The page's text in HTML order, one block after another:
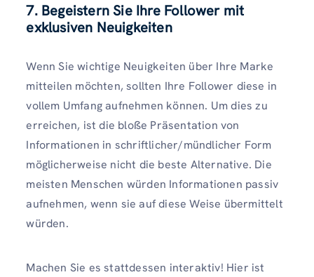
7. Begeistern Sie Ihre Follower mit
exklusiven Neuigkeiten
Wenn Sie wichtige Neuigkeiten über Ihre Marke
mitteilen möchten, sollten Ihre Follower diese in
vollem Umfang aufnehmen können. Um dies zu
erreichen, ist die bloße Präsentation von
Informationen in schriftlicher/mündlicher Form
möglicherweise nicht die beste Alternative. Die
meisten Menschen würden Informationen passiv
aufnehmen, wenn sie auf diese Weise übermittelt
würden.
Machen Sie es stattdessen interaktiv! Hier ist